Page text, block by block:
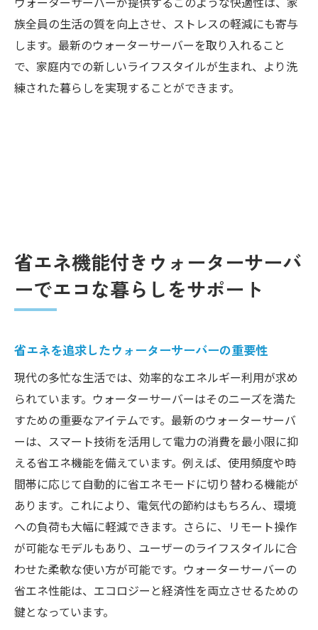
族全員の生活の質を向上させ、ストレスの軽減にも寄与
します。最新のウォーターサーバーを取り入れること
で、家庭内での新しいライフスタイルが生まれ、より洗
練された暮らしを実現することができます。
省エネ機能付きウォーターサーバ
ーでエコな暮らしをサポート
省エネを追求したウォーターサーバーの重要性
現代の多忙な生活では、効率的なエネルギー利用が求め
られています。ウォーターサーバーはそのニーズを満た
すための重要なアイテムです。最新のウォーターサーバ
ーは、スマート技術を活用して電力の消費を最小限に抑
える省エネ機能を備えています。例えば、使用頻度や時
間帯に応じて自動的に省エネモードに切り替わる機能が
あります。これにより、電気代の節約はもちろん、環境
への負荷も大幅に軽減できます。さらに、リモート操作
が可能なモデルもあり、ユーザーのライフスタイルに合
わせた柔軟な使い方が可能です。ウォーターサーバーの
省エネ性能は、エコロジーと経済性を両立させるための
鍵となっています。